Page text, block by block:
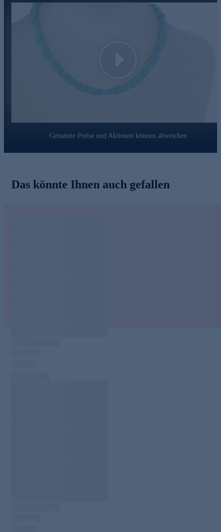
Play
Genannte Preise und Aktionen können abweichen
Das könnte Ihnen auch gefallen